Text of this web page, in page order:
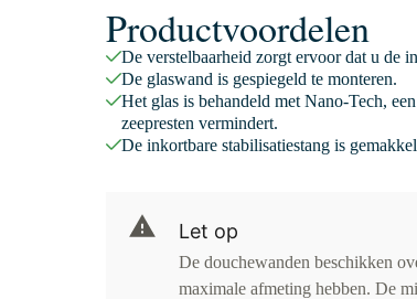
Productvoordelen
De verstelbaarheid zorgt ervoor dat u de
De glaswand is gespiegeld te monteren.
Het glas is behandeld met Nano-Tech,
zeepresten vermindert.
De inkortbare stabilisatiestang is
Let op
De douchewanden beschikken
maximale afmeting hebben. De